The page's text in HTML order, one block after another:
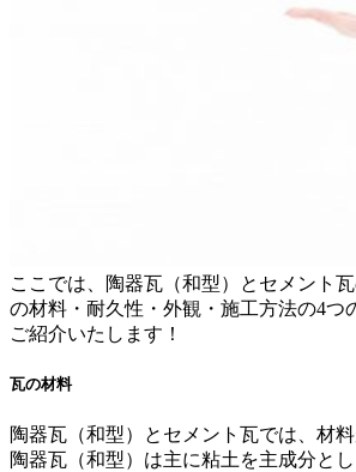
ここでは、陶器瓦（和型）とセメント
の材料・耐久性・外観・施工方法の4つ
ご紹介いたします！
瓦の材料
陶器瓦（和型）とセメント瓦では、材料
陶器瓦（和型）は主に粘土を主成分と